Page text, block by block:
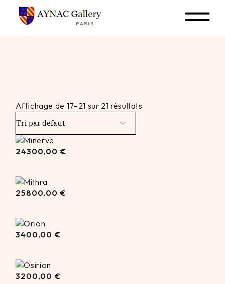
content
Affichage de 17–21 sur 21 résultats
24300,00
24300,00 €
25800,00
25800,00 €
3400,00
3400,00 €
3200,00
3200,00 €